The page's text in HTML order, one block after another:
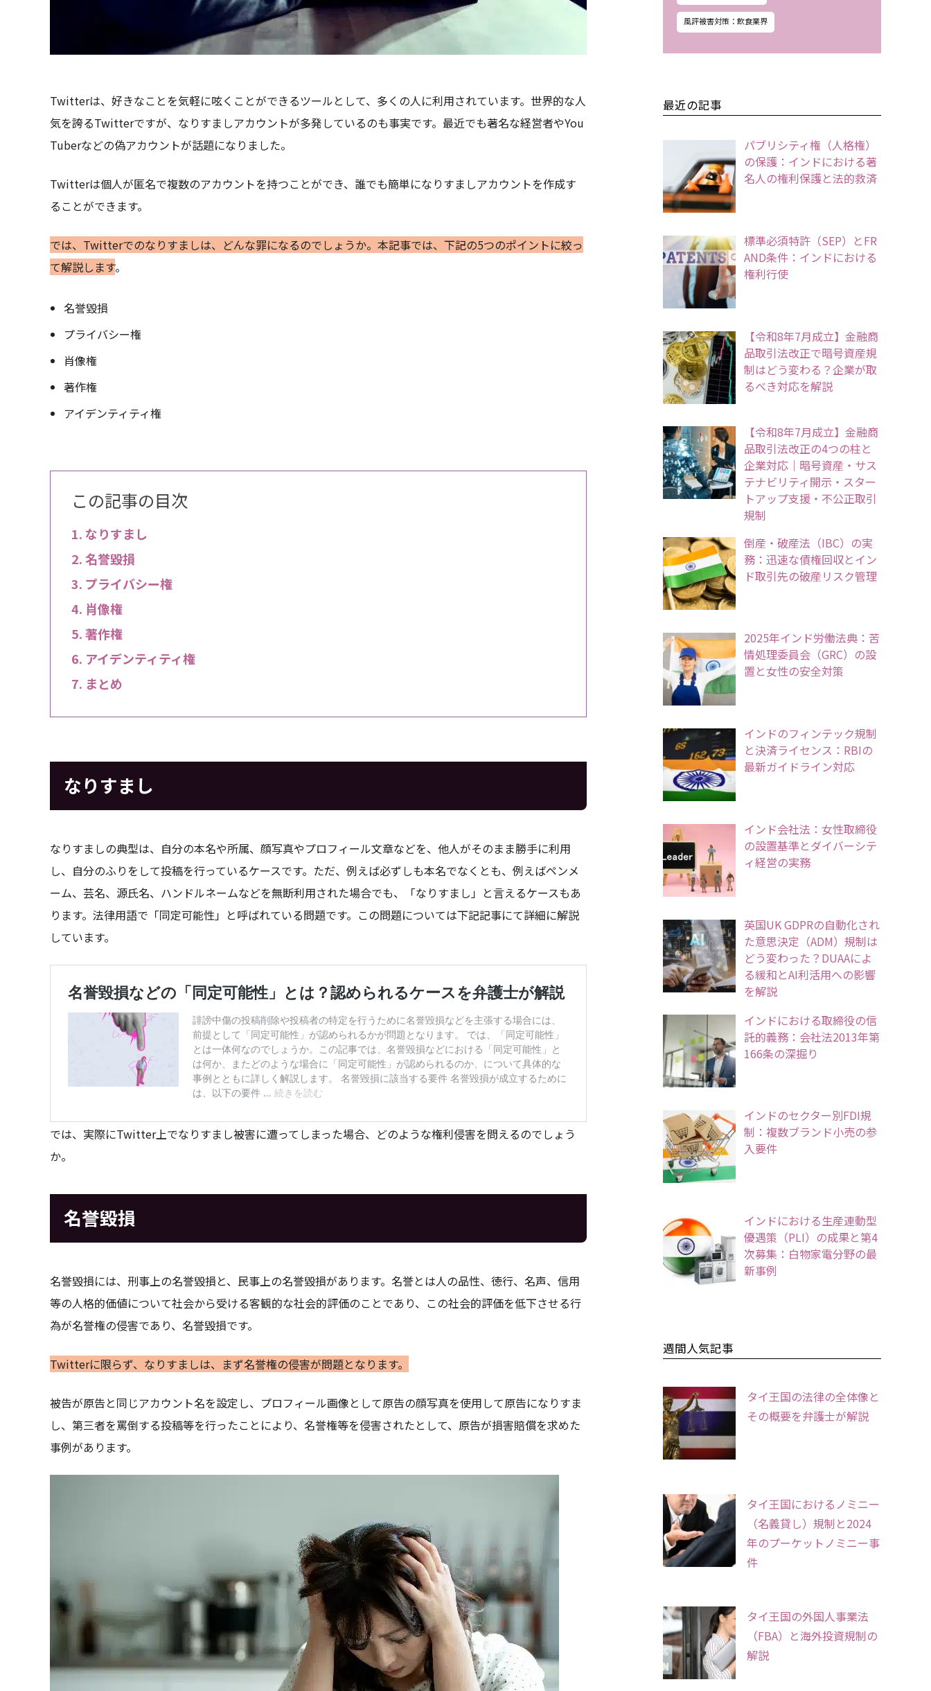
Twitterは、好きなことを気軽に呟くことができるツールとして、多くの人に利用されています。世界的な人
気を誇るTwitterですが、なりすましアカウントが多発しているのも事実です。最近でも著名な経営者やYou
Tuberなどの偽アカウントが話題になりました。
Twitterは個人が匿名で複数のアカウントを持つことができ、誰でも簡単になりすましアカウントを作成す
ることができます。
では、Twitterでのなりすましは、どんな罪になるのでしょうか。本記事では、下記の5つのポイントに絞っ
て解説します。
名誉毀損
プライバシー権
肖像権
著作権
アイデンティティ権
この記事の目次
なりすまし
名誉毀損
プライバシー権
肖像権
著作権
アイデンティティ権
まとめ
なりすまし
なりすましの典型は、自分の本名や所属、顔写真やプロフィール文章などを、他人がそのまま勝手に利用
し、自分のふりをして投稿を行っているケースです。ただ、例えば必ずしも本名でなくとも、例えばペンメ
ーム、芸名、源氏名、ハンドルネームなどを無断利用された場合でも、「なりすまし」と言えるケースもあ
ります。法律用語で「同定可能性」と呼ばれている問題です。この問題については下記記事にて詳細に解説
しています。
では、実際にTwitter上でなりすまし被害に遭ってしまった場合、どのような権利侵害を問えるのでしょう
か。
名誉毀損
名誉毀損には、刑事上の名誉毀損と、民事上の名誉毀損があります。名誉とは人の品性、徳行、名声、信用
等の人格的価値について社会から受ける客観的な社会的評価のことであり、この社会的評価を低下させる行
為が名誉権の侵害であり、名誉毀損です。
Twitterに限らず、なりすましは、まず名誉権の侵害が問題となります。
被告が原告と同じアカウント名を設定し、プロフィール画像として原告の顔写真を使用して原告になりすま
し、第三者を罵倒する投稿等を行ったことにより、名誉権等を侵害されたとして、原告が損害賠償を求めた
事例があります。
風評被害対策：飲食業界
最近の記事
パブリシティ権（人格権）
の保護：インドにおける著
名人の権利保護と法的救済
標準必須特許（SEP）とFR
AND条件：インドにおける
権利行使
【令和8年7月成立】金融商
品取引法改正で暗号資産規
制はどう変わる？企業が取
るべき対応を解説
【令和8年7月成立】金融商
品取引法改正の4つの柱と
企業対応｜暗号資産・サス
テナビリティ開示・スター
トアップ支援・不公正取引
規制
倒産・破産法（IBC）の実
務：迅速な債権回収とイン
ド取引先の破産リスク管理
2025年インド労働法典：苦
情処理委員会（GRC）の設
置と女性の安全対策
インドのフィンテック規制
と決済ライセンス：RBIの
最新ガイドライン対応
インド会社法：女性取締役
の設置基準とダイバーシテ
ィ経営の実務
英国UK GDPRの自動化され
た意思決定（ADM）規制は
どう変わった？DUAAによ
る緩和とAI利活用への影響
を解説
インドにおける取締役の信
託的義務：会社法2013年第
166条の深掘り
インドのセクター別FDI規
制：複数ブランド小売の参
入要件
インドにおける生産連動型
優遇策（PLI）の成果と第4
次募集：白物家電分野の最
新事例
週間人気記事
タイ王国の法律の全体像と
その概要を弁護士が解説
タイ王国におけるノミニー
（名義貸し）規制と2024
年のプーケットノミニー事
件
タイ王国の外国人事業法
（FBA）と海外投資規制の
解説